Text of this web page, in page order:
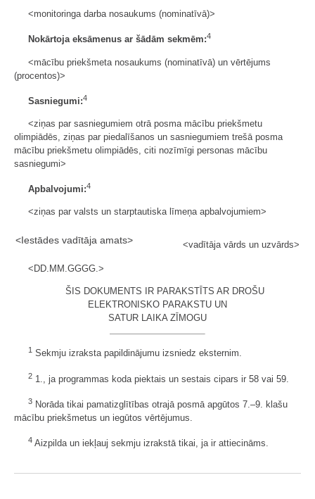
<monitoringa darba nosaukums (nominatīvā)>
Nokārtoja eksāmenus ar šādām sekmēm:4
<mācību priekšmeta nosaukums (nominatīvā) un vērtējums
(procentos)>
Sasniegumi:4
<ziņas par sasniegumiem otrā posma mācību priekšmetu
olimpiādēs, ziņas par piedalīšanos un sasniegumiem trešā posma
mācību priekšmetu olimpiādēs, citi nozīmīgi personas mācību
sasniegumi>
Apbalvojumi:4
<ziņas par valsts un starptautiska līmeņa apbalvojumiem>
<Iestādes vadītāja amats> <vadītāja vārds un uzvārds>
<DD.MM.GGGG.>
ŠIS DOKUMENTS IR PARAKSTĪTS AR DROŠU
ELEKTRONISKO PARAKSTU UN
SATUR LAIKA ZĪMOGU
1 Sekmju izraksta papildinājumu izsniedz eksternim.
2 1., ja programmas koda piektais un sestais cipars ir 58 vai 59.
3 Norāda tikai pamatizglītības otrajā posmā apgūtos 7.–9. klašu
mācību priekšmetus un iegūtos vērtējumus.
4 Aizpilda un iekļauj sekmju izrakstā tikai, ja ir attiecināms.